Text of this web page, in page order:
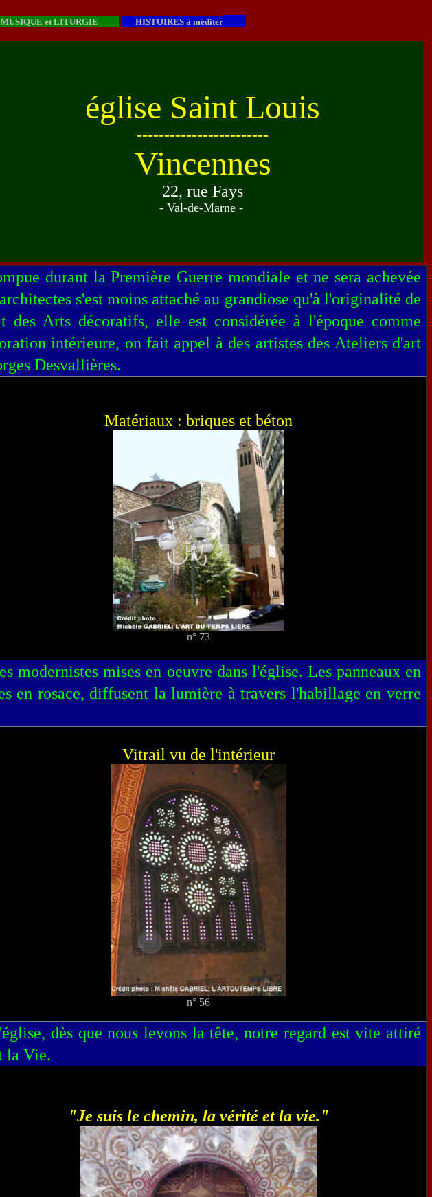
et LITURGIE HISTOIRES à méditer
église Saint Louis
------------------------
Vincennes
22, rue Fays
- Val-de-Marne -
durant la Première Guerre mondiale et ne sera achevée
s'est moins attaché au grandiose qu'à l'originalité de
Arts décoratifs, elle est considérée à l'époque comme
intérieure, on fait appel à des artistes des Ateliers d'art
Desvallières.
Matériaux : briques et béton
n° 73
mises en oeuvre dans l'église. Les panneaux en
en rosace, diffusent la lumière à travers l'habillage en verre
Vitrail vu de l'intérieur
n° 56
dès que nous levons la tête, notre regard est vite attiré
la Vie.
"Je suis le chemin, la vérité et la vie."